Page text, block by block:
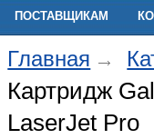
ПОСТАВЩИКАМ
Главная
Картридж
LaserJet Pro